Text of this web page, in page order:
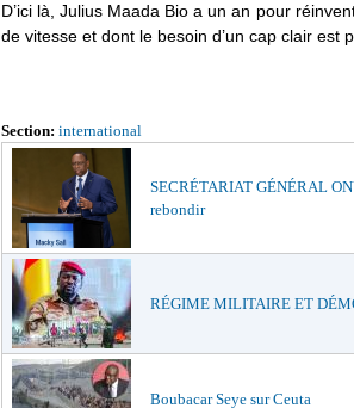
D’ici là, Julius Maada Bio a un an pour
de vitesse et dont le besoin d’un cap clair est
Section: international
SECRÉTARIAT GÉNÉRAL
rebondir
RÉGIME MILITAIRE ET
Boubacar Seye sur Ceuta